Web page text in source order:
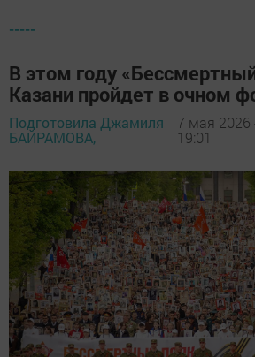
-----
В этом году
Казани пройдет в очном
Подготовила Джамиля
БАЙРАМОВА,
7 мая 2026
19:01